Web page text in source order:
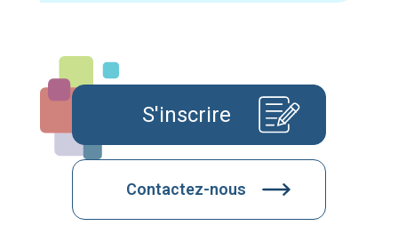
S'inscrire
Contactez-nous